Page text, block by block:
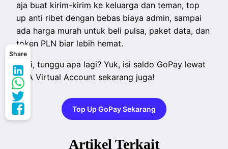
Share
aja buat kirim-kirim ke keluarga dan teman, top
up anti ribet dengan bebas biaya admin, sampai
ada harga murah untuk beli pulsa, paket data, dan
token PLN biar lebih hemat.
Jadi, tunggu apa lagi? Yuk, isi saldo GoPay lewat
BCA Virtual Account sekarang juga!
Top Up GoPay Sekarang
Artikel Terkait